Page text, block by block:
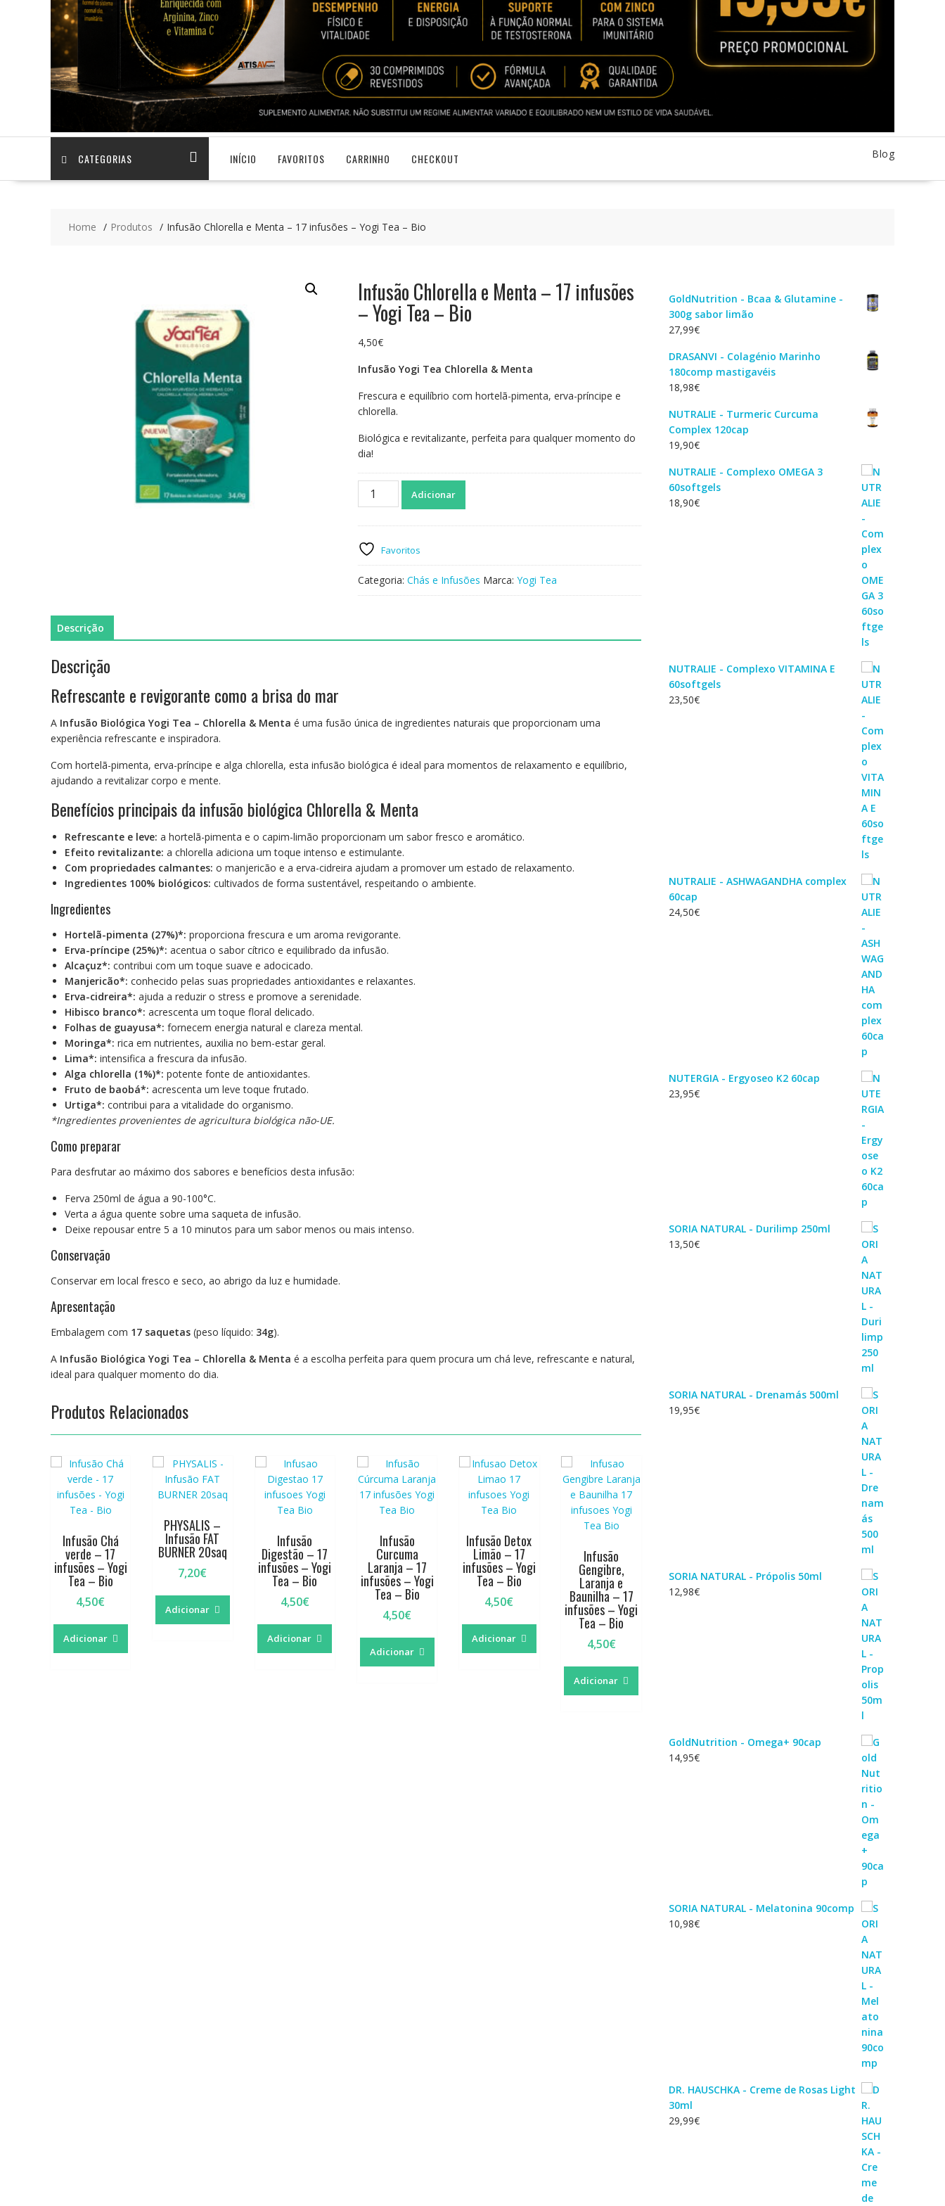
CATEGORIAS INÍCIO FAVORITOS CARRINHO CHECKOUT Blog
Home Produtos Infusão Chlorella e Menta – 17 infusões – Yogi Tea – Bio
Infusão Chlorella e Menta – 17 infusões
– Yogi Tea – Bio
4,50€
Infusão Yogi Tea Chlorella & Menta
Frescura e equilíbrio com hortelã-pimenta, erva-príncipe e
chlorella.
Biológica e revitalizante, perfeita para qualquer momento do
dia!
Quantidade
e
Menta
-
17
Yogi
Adicionar
Favoritos
Categoria: Chás e Infusões Marca: Yogi Tea
Descrição
Descrição
Refrescante e revigorante como a brisa do mar
A Infusão Biológica Yogi Tea – Chlorella & Menta é uma fusão única de ingredientes naturais que proporcionam uma
experiência refrescante e inspiradora.
Com hortelã-pimenta, erva-príncipe e alga chlorella, esta infusão biológica é ideal para momentos de relaxamento e equilíbrio,
ajudando a revitalizar corpo e mente.
Benefícios principais da infusão biológica Chlorella & Menta
Refrescante e leve: a hortelã-pimenta e o capim-limão proporcionam um sabor fresco e aromático.
Efeito revitalizante: a chlorella adiciona um toque intenso e estimulante.
Com propriedades calmantes: o manjericão e a erva-cidreira ajudam a promover um estado de relaxamento.
Ingredientes 100% biológicos: cultivados de forma sustentável, respeitando o ambiente.
Ingredientes
Hortelã-pimenta (27%)*: proporciona frescura e um aroma revigorante.
Erva-príncipe (25%)*: acentua o sabor cítrico e equilibrado da infusão.
Alcaçuz*: contribui com um toque suave e adocicado.
Manjericão*: conhecido pelas suas propriedades antioxidantes e relaxantes.
Erva-cidreira*: ajuda a reduzir o stress e promove a serenidade.
Hibisco branco*: acrescenta um toque floral delicado.
Folhas de guayusa*: fornecem energia natural e clareza mental.
Moringa*: rica em nutrientes, auxilia no bem-estar geral.
Lima*: intensifica a frescura da infusão.
Alga chlorella (1%)*: potente fonte de antioxidantes.
Fruto de baobá*: acrescenta um leve toque frutado.
Urtiga*: contribui para a vitalidade do organismo.
*Ingredientes provenientes de agricultura biológica não-UE.
Como preparar
Para desfrutar ao máximo dos sabores e benefícios desta infusão:
Ferva 250ml de água a 90-100°C.
Verta a água quente sobre uma saqueta de infusão.
Deixe repousar entre 5 a 10 minutos para um sabor menos ou mais intenso.
Conservação
Conservar em local fresco e seco, ao abrigo da luz e humidade.
Apresentação
Embalagem com 17 saquetas (peso líquido: 34g).
A Infusão Biológica Yogi Tea – Chlorella & Menta é a escolha perfeita para quem procura um chá leve, refrescante e natural,
ideal para qualquer momento do dia.
Produtos Relacionados
Infusão Chá
verde – 17
infusões – Yogi
Tea – Bio
4,50€
Adicionar
PHYSALIS –
Infusão FAT
BURNER 20saq
7,20€
Adicionar
Infusão
Digestão – 17
infusões – Yogi
Tea – Bio
4,50€
Adicionar
Infusão
Curcuma
Laranja – 17
infusões – Yogi
Tea – Bio
4,50€
Adicionar
Infusão Detox
Limão – 17
infusões – Yogi
Tea – Bio
4,50€
Adicionar
Infusão
Gengibre,
Laranja e
Baunilha – 17
infusões – Yogi
Tea – Bio
4,50€
Adicionar
GoldNutrition - Bcaa & Glutamine -
300g sabor limão
27,99€
DRASANVI - Colagénio Marinho
180comp mastigavéis
18,98€
NUTRALIE - Turmeric Curcuma
Complex 120cap
19,90€
NUTRALIE - Complexo OMEGA 3
60softgels
18,90€
NUTRALIE - Complexo VITAMINA E
60softgels
23,50€
NUTRALIE - ASHWAGANDHA complex
60cap
24,50€
NUTERGIA - Ergyoseo K2 60cap
23,95€
SORIA NATURAL - Durilimp 250ml
13,50€
SORIA NATURAL - Drenamás 500ml
19,95€
SORIA NATURAL - Própolis 50ml
12,98€
GoldNutrition - Omega+ 90cap
14,95€
SORIA NATURAL - Melatonina 90comp
10,98€
DR. HAUSCHKA - Creme de Rosas Light
30ml
29,99€